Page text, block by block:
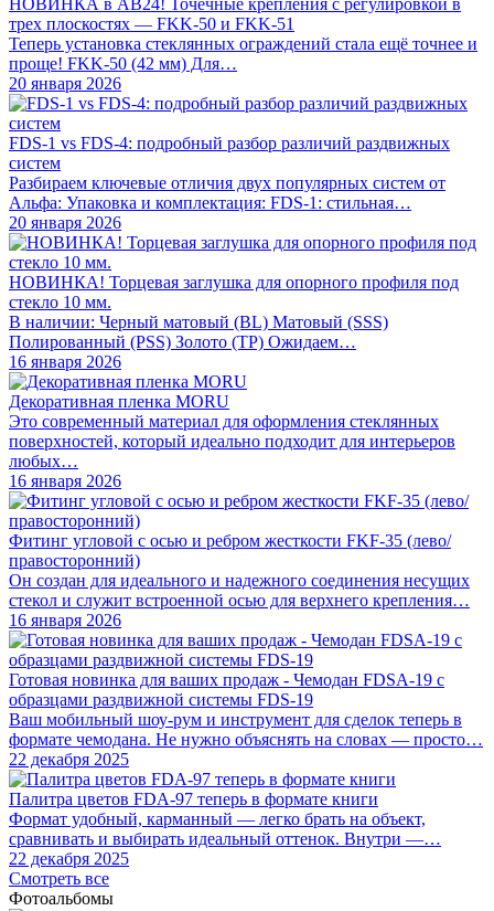
НОВИНКА в АВ24! Точечные крепления с регулировкой в
трех плоскостях — FKK-50 и FKK-51
Теперь установка стеклянных ограждений стала ещё точнее и
проще! FKK-50 (42 мм) Для…
20 января 2026
FDS-1 vs FDS-4: подробный разбор различий раздвижных
систем
Разбираем ключевые отличия двух популярных систем от
Альфа: Упаковка и комплектация: FDS-1: стильная…
20 января 2026
НОВИНКА! Торцевая заглушка для опорного профиля под
стекло 10 мм.
В наличии: Черный матовый (BL) Матовый (SSS)
Полированный (PSS) Золото (TP) Ожидаем…
16 января 2026
Декоративная пленка MORU
Это современный материал для оформления стеклянных
поверхностей, который идеально подходит для интерьеров
любых…
16 января 2026
Фитинг угловой с осью и ребром жесткости FKF-35 (лево/
правосторонний)
Он создан для идеального и надежного соединения несущих
стекол и служит встроенной осью для верхнего крепления…
16 января 2026
Готовая новинка для ваших продаж - Чемодан FDSA-19 с
образцами раздвижной системы FDS‑19
Ваш мобильный шоу-рум и инструмент для сделок теперь в
формате чемодана. Не нужно объяснять на словах — просто…
22 декабря 2025
Палитра цветов FDA-97 теперь в формате книги
Формат удобный, карманный — легко брать на объект,
сравнивать и выбирать идеальный оттенок. Внутри —…
22 декабря 2025
Смотреть все
Фотоальбомы